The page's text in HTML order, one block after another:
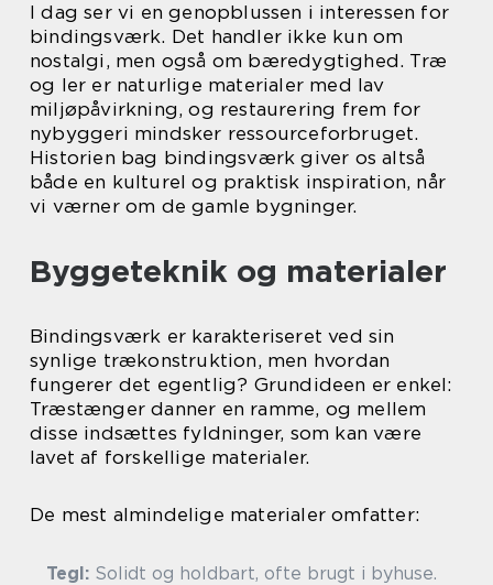
I dag ser vi en genopblussen i interessen for
bindingsværk. Det handler ikke kun om
nostalgi, men også om bæredygtighed. Træ
og ler er naturlige materialer med lav
miljøpåvirkning, og restaurering frem for
nybyggeri mindsker ressourceforbruget.
Historien bag bindingsværk giver os altså
både en kulturel og praktisk inspiration, når
vi værner om de gamle bygninger.
Byggeteknik og materialer
Bindingsværk er karakteriseret ved sin
synlige trækonstruktion, men hvordan
fungerer det egentlig? Grundideen er enkel:
Træstænger danner en ramme, og mellem
disse indsættes fyldninger, som kan være
lavet af forskellige materialer.
De mest almindelige materialer omfatter:
Tegl: Solidt og holdbart, ofte brugt i byhuse.